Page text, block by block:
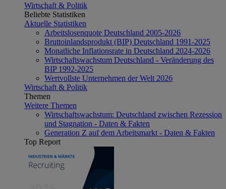
Wirtschaft & Politik
Beliebte Statistiken
Aktuelle Statistiken
Arbeitslosenquote Deutschland 2005-2026
Bruttoinlandsprodukt (BIP) Deutschland 1991-2025
Monatliche Inflationsrate in Deutschland 2024-2026
Wirtschaftswachstum Deutschland - Veränderung des
BIP 1992-2025
Wertvollste Unternehmen der Welt 2026
Wirtschaft & Politik
Themen
Weitere Themen
Wirtschaftswachstum: Deutschland zwischen Rezession
und Stagnation - Daten & Fakten
Generation Z auf dem Arbeitsmarkt - Daten & Fakten
Top Report